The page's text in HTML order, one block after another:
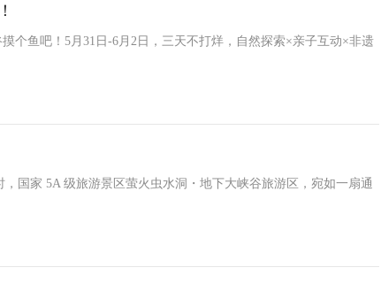
个鱼吧！5月31日-6月2日，三天不打烊，自然探索×亲子互动×非遗
国家 5A 级旅游景区萤火虫水洞・地下大峡谷旅游区，宛如一扇通